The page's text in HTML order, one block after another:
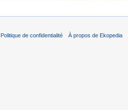
Politique de confidentialité À propos de Ekopedia